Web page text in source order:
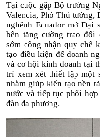
Tại cuộc gặp Bộ trưởng
Valencia, Phó Thủ tướng,
nghênh Ecuador mở Đại
bên tăng cường trao đổi
sớm công nhận quy chế
tạo điều kiện để doanh
và cơ hội kinh doanh tại
trí xem xét thiết lập một
nhằm giúp kiến tạo nền
nước và tiếp tục phối
đàn đa phương.